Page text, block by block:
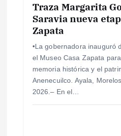
Traza Margarita
Saravia nueva
Zapata
•La gobernadora inauguró
el Museo Casa Zapata
memoria histórica y el
Anenecuilco. Ayala,
2026.– En el…